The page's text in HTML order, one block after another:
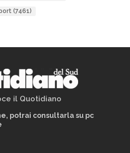
(7461)
il Quotidiano
potrai consultarla su pc